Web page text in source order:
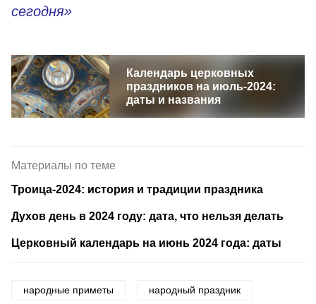
сегодня»
Календарь церковных
праздников на июль-2024:
даты и названия
Материалы по теме
Троица-2024: история и традиции праздника
Духов день в 2024 году: дата, что нельзя делать
Церковный календарь на июнь 2024 года: даты
народные приметы народный праздник